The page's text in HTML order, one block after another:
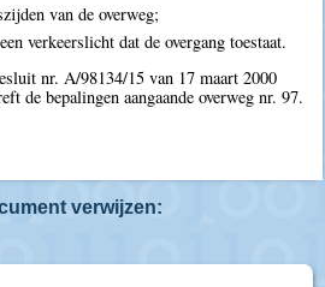
van de overweg;
verkeerslicht dat de overgang toestaat.
nr. A/98134/15 van 17 maart 2000
de bepalingen aangaande overweg nr. 97.
verwijzen: